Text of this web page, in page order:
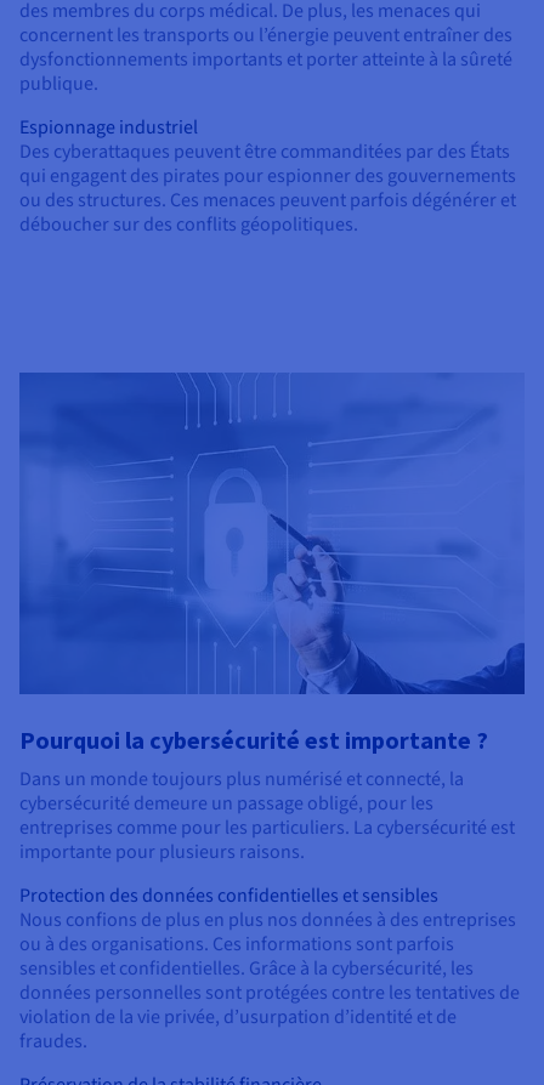
des membres du corps médical. De plus, les menaces qui
concernent les transports ou l’énergie peuvent entraîner des
dysfonctionnements importants et porter atteinte à la sûreté
publique.
Espionnage industriel
Des cyberattaques peuvent être commanditées par des États
qui engagent des pirates pour espionner des gouvernements
ou des structures. Ces menaces peuvent parfois dégénérer et
déboucher sur des conflits géopolitiques.
Pourquoi la cybersécurité est importante ?
Dans un monde toujours plus numérisé et connecté, la
cybersécurité demeure un passage obligé, pour les
entreprises comme pour les particuliers. La cybersécurité est
importante pour plusieurs raisons.
Protection des données confidentielles et sensibles
Nous confions de plus en plus nos données à des entreprises
ou à des organisations. Ces informations sont parfois
sensibles et confidentielles. Grâce à la cybersécurité, les
données personnelles sont protégées contre les tentatives de
violation de la vie privée, d’usurpation d’identité et de
fraudes.